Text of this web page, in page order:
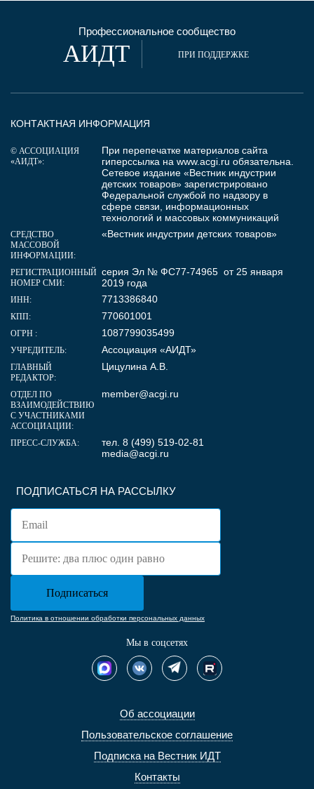
Профессиональное сообщество
АИДТ ПРИ ПОДДЕРЖКЕ
Об ассоциации
Пользовательское соглашение
Подписка на Вестник ИДТ
Контакты
ПОДПИСАТЬСЯ НА РАССЫЛКУ
Политика в отношении обработки персональных данных
Мы в соцсетях
КОНТАКТНАЯ ИНФОРМАЦИЯ
© АССОЦИАЦИЯ
«АИДТ»:
При перепечатке материалов сайта
гиперссылка на www.acgi.ru обязательна.
Сетевое издание «Вестник индустрии
детских товаров» зарегистрировано
Федеральной службой по надзору в
сфере связи, информационных
технологий и массовых коммуникаций
СРЕДСТВО
МАССОВОЙ
ИНФОРМАЦИИ:
«Вестник индустрии детских товаров»
РЕГИСТРАЦИОННЫЙ
НОМЕР СМИ:
серия Эл № ФС77-74965 от 25 января
2019 года
ИНН: 7713386840
КПП: 770601001
ОГРН : 1087799035499
УЧРЕДИТЕЛЬ: Ассоциация «АИДТ»
ГЛАВНЫЙ
РЕДАКТОР:
Цицулина А.В.
ОТДЕЛ ПО
ВЗАИМОДЕЙСТВИЮ
С УЧАСТНИКАМИ
АССОЦИАЦИИ:
member@acgi.ru
ПРЕСС-СЛУЖБА:
тел. 8 (499) 519-02-81
media@acgi.ru